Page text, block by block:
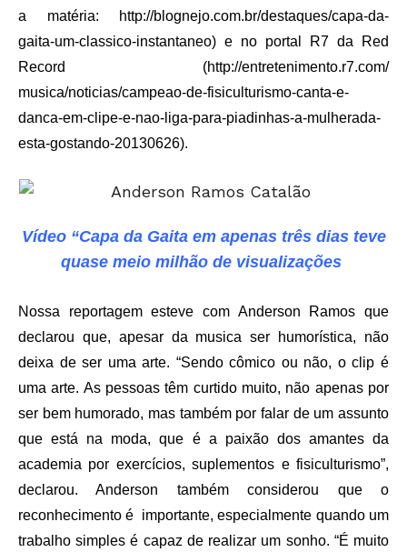
a matéria:
http://blognejo.com.br/destaques/capa-da-
gaita-um-classico-instantaneo) e no portal R7 da Red
Record (http://entretenimento.r7.com/
musica/noticias/campeao-de-fisiculturismo-canta-e-
danca-em-clipe-e-nao-liga-para-piadinhas-a-mulherada-
esta-gostando-20130626).
Vídeo “Capa da Gaita em apenas três dias teve
quase meio milhão de visualizações
Nossa reportagem esteve com Anderson Ramos que
declarou que, apesar da musica ser humorística, não
deixa de ser uma arte. “Sendo cômico ou não, o clip é
uma arte. As pessoas têm curtido muito, não apenas por
ser bem humorado, mas também por falar de um assunto
que está na moda, que é a paixão dos amantes da
academia por exercícios, suplementos e fisiculturismo”,
declarou. Anderson também considerou que o
reconhecimento é importante, especialmente quando um
trabalho simples é capaz de realizar um sonho. “É muito